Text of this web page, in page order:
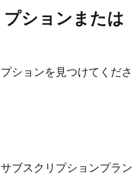
ションまたは
ションを見つけてくださ
ブスクリプションプラン